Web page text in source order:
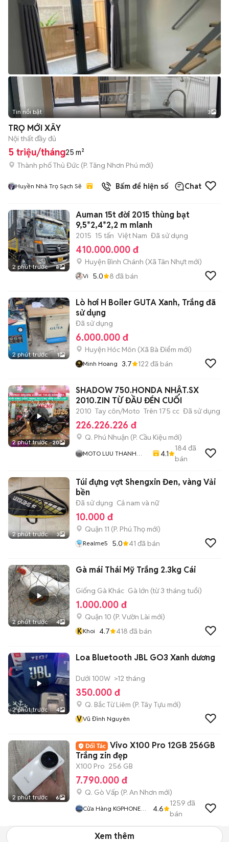
Tin nổi bật 3
TRỌ MỚI XÂY
Nội thất đầy đủ
5 triệu/tháng25 m²
Thành phố Thủ Đức (P. Tăng Nhơn Phú mới)
Huyền Nhà Trọ Sạch Sẽ Bấm để hiện số Chat
2 phút trước 8
Auman 15t đời 2015 thùng bạt
9,5*2,4*2,2 m mlanh
2015 15 tấn Việt Nam Đã sử dụng
410.000.000 đ
Huyện Bình Chánh (Xã Tân Nhựt mới)
Vi 5.0 8 đã bán
2 phút trước 1
Lò hơi H Boiler GUTA Xanh, Trắng đã
sử dụng
Đã sử dụng
6.000.000 đ
Huyện Hóc Môn (Xã Bà Điểm mới)
Minh Hoang 3.7 122 đã bán
2 phút trước 20
SHADOW 750.HONDA NHẬT.SX
2010.ZIN TỪ ĐẦU ĐÉN CUỐI
2010 Tay côn/Moto Trên 175 cc Đã sử dụng
226.226.226 đ
Q. Phú Nhuận (P. Cầu Kiệu mới)
MOTO LUU THANH
Hoang Van Thu , PN ,
TPHCM
4.1
184đã
bán
2 phút trước 3
Túi đựng vợt Shengxin Đen, vàng Vải
bền
Đã sử dụng Cả nam và nữ
10.000 đ
Quận 11 (P. Phú Thọ mới)
Realme5 5.0 41 đã bán
2 phút trước 4
Gà mái Thái Mỹ Trắng 2.3kg Cái
Giống Gà Khác Gà lớn (từ 3 tháng tuổi)
1.000.000 đ
Quận 10 (P. Vườn Lài mới)
KKhoi 4.7 418 đã bán
2 phút trước 4
Loa Bluetooth JBL GO3 Xanh dương
Dưới 100W >12 tháng
350.000 đ
Q. Bắc Từ Liêm (P. Tây Tựu mới)
VVũ Đình Nguyên
2 phút trước 6
Vivo X100 Pro 12GB 256GB
Trắng zin đẹp
X100 Pro 256 GB
7.790.000 đ
Q. Gò Vấp (P. An Nhơn mới)
Cửa Hàng KGPHONE
4.6
1259 đã
bán
Xem thêm